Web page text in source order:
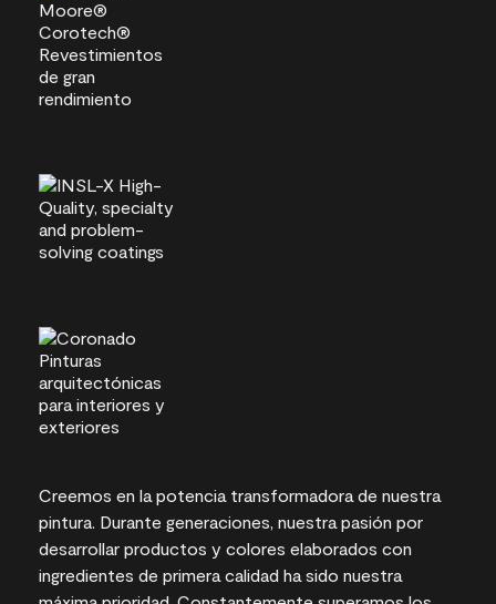
Creemos en la potencia transformadora de nuestra
pintura. Durante generaciones, nuestra pasión por
desarrollar productos y colores elaborados con
ingredientes de primera calidad ha sido nuestra